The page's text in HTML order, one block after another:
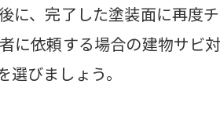
に、完了した塗装面に再度
に依頼する場合の建物サビ
びましょう。